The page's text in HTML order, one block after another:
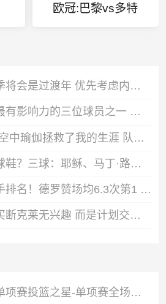
欧冠:巴黎vs多特
美记：勇士新赛季将会是过渡年 优先考虑内部挖潜而非引援
弗莱：艾弗森是最有影响力的三位球员之一 但论生涯成就保罗出色
迈尔斯·特纳：练空中瑜伽拯救了我的生涯 队友还会调侃我练这个
会选谁穿自己的球鞋？三球：耶稣、马丁·路德·金、马尔科姆·X
上赛季中距离出手排名！德罗赞场均6.3次第1 KD第2 英格拉姆第3
名记：独行侠对买断克莱无兴趣 而是计划交易他 加福德需1首轮
WNBA全明星单项赛投篮之星-单项赛全场录像